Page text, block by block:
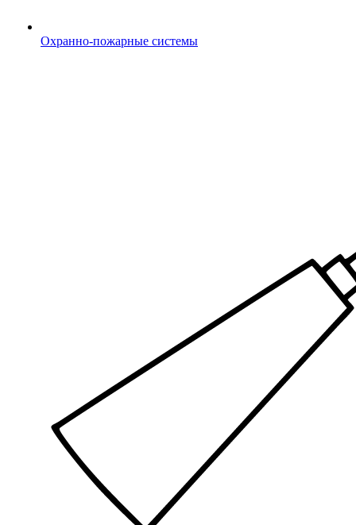
Охранно-пожарные системы